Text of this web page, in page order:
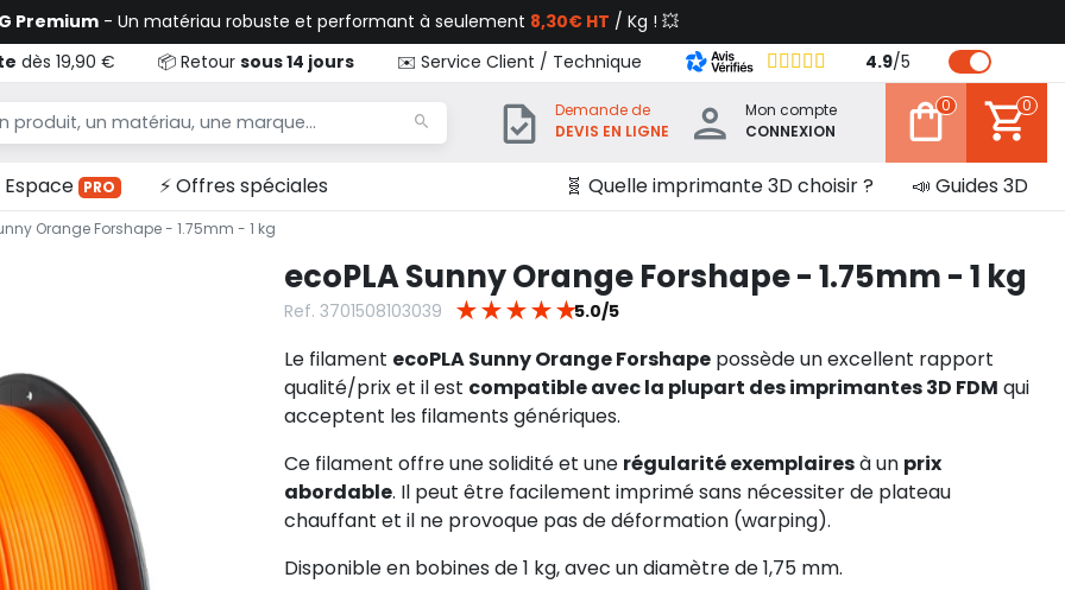
Premium - Un matériau robuste et performant à seulement 8,30€ HT / Kg ! 💥
dès 19,90 € 📦 Retour sous 14 jours ✉️ Service Client / Technique 4.9/5
Demande de
DEVIS EN LIGNE
Mon compte
CONNEXION
0 0
Espace PRO ⚡ Offres spéciales 🧬 Quelle imprimante 3D choisir ? 📣 Guides 3D
Orange Forshape - 1.75mm - 1 kg
ecoPLA Sunny Orange Forshape - 1.75mm - 1 kg
Ref. 3701508103039 ★ ★ ★ ★ ★5.0/5
Le filament ecoPLA Sunny Orange Forshape possède un excellent rapport
qualité/prix et il est compatible avec la plupart des imprimantes 3D FDM qui
acceptent les filaments génériques.
Ce filament offre une solidité et une régularité exemplairesà un prix
abordable. Il peut être facilement imprimé sans nécessiter de plateau
chauffant et il ne provoque pas de déformation (warping).
Disponible en bobines de 1 kg, avec un diamètre de 1,75 mm.